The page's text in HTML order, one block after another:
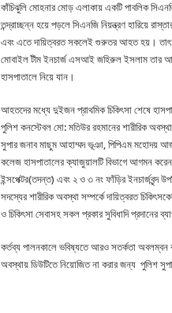
কাঁচিঝুলি মোহনার মোড় এলাকায় একটি পাবলিক
তন্দ্রাচ্ছন্ন হয়ে পড়লে সিএনজি নিয়ন্ত্রণ হারিয়ে
এবং এতে দায়িত্বরত সকলেই গুরুতর আহত হয়।
মোবাইল টীম ইনচার্জ এসআই জহিরুল ইসলাম তার
হাসপাতালে নিয়ে যান।
আহতদের মধ্যে দুইজন প্রাথমিক চিকিৎসা শেষে
পুলিশ কনস্টেবল মো: মতিউর রহমানের শারীরিক
সুপার জনাব মাছুম আহাম্মদ ভূঞা, পিপিএম মহোদয়
কলেজ হাসপাতালের ক্যাজুয়ালটি বিভাগে আগমন
ইন্সপেক্টর(তদন্ত) এবং ২ ও ৩ নং ফাঁড়ির
সদস্যের শারীরিক অবস্থা সম্পর্কে দায়িত্বরত
ও চিকিৎসা সেবাসহ সকল প্রকার সুবিধাদি প্রদানের
কর্তব্য পালনকালে ভবিষ্যতে আরও সতর্কতা অবলম্বন
অবস্থায় ডিউটিতে নিয়োজিত না করার জন্য পুলিশ